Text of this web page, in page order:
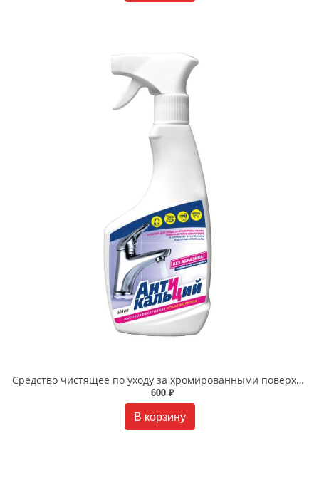
Cредство чистящее по уходу за хромированными поверхностями Lemark "АНТИКАЛЬЦИЙ", 500 мл LM8901A
600 ₽
В корзину